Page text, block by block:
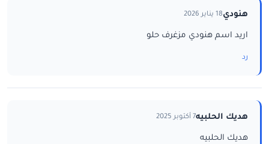
هنودي18 يناير 2026
اريد اسم هنودي مزغرف حلو
رد
هديك الحلبيه7 أكتوبر 2025
هديك الحلبيه